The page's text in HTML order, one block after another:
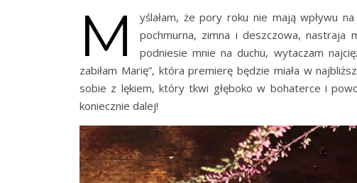
M
yślałam, że pory roku nie mają wpływu
pochmurna, zimna i deszczowa, nastraja
podniesie mnie na duchu, wytaczam
zabiłam Marię”, która premierę będzie miała w
sobie z lękiem, który tkwi głęboko w bohaterce i
koniecznie dalej!